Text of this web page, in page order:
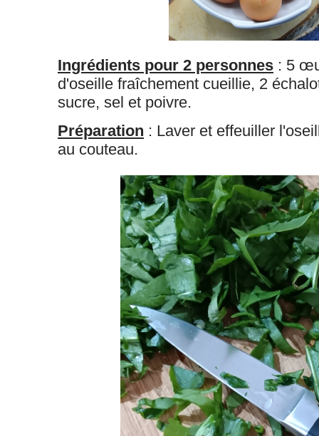
Ingrédients pour 2 personnes : 5
d'oseille fraîchement cueillie, 2
sucre, sel et poivre.
Préparation : Laver et effeuiller
au couteau.